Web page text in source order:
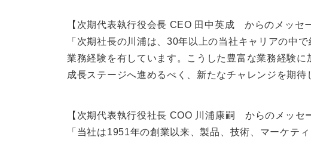
【次期代表執行役会長 CEO 田中英成 からのメッセ
「次期社長の川浦は、30年以上の当社キャリアの中
業務経験を有しています。こうした豊富な業務経験
成長ステージへ進めるべく、新たなチャレンジを期待
【次期代表執行役社長 COO 川浦康嗣 からのメッセ
「当社は1951年の創業以来、製品、技術、マーケテ